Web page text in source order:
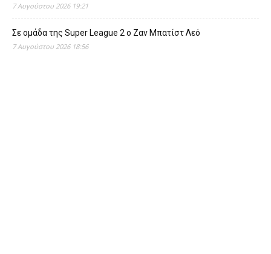
7 Αυγούστου 2026 19:21
Σε ομάδα της Super League 2 o Ζαν Μπατίστ Λεό
7 Αυγούστου 2026 18:56